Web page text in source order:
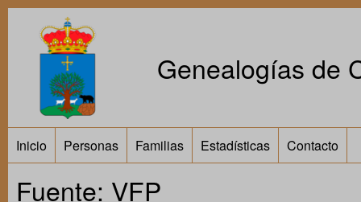
Genealogías de
Inicio Personas Familias Estadísticas Contacto
Fuente: VFP